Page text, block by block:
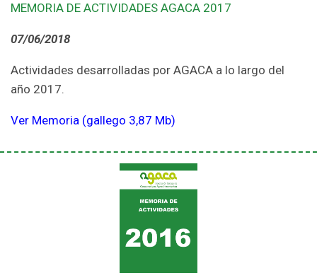
MEMORIA DE ACTIVIDADES AGACA 2017
07/06/2018
Actividades desarrolladas por AGACA a lo largo del
año 2017.
Ver Memoria (gallego 3,87 Mb)